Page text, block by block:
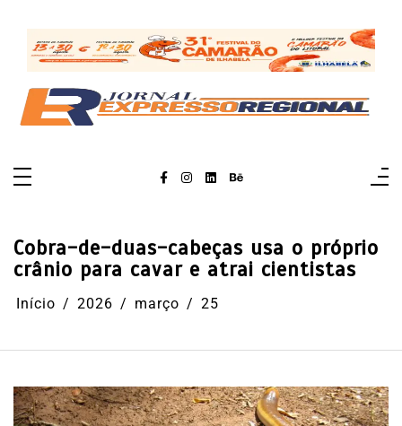
conteúdo
Cobra-de-duas-cabeças usa o próprio
crânio para cavar e atrai cientistas
Início 2026 março 25